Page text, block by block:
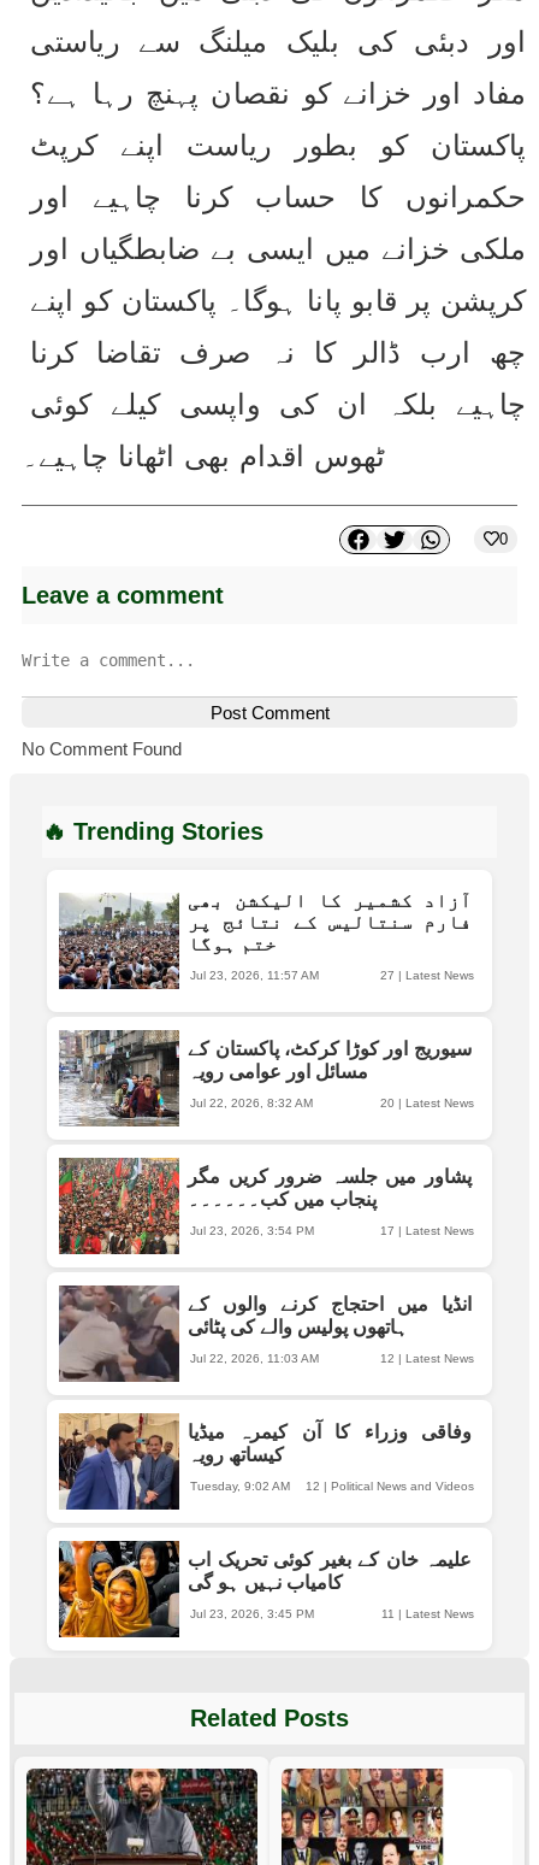
ٹھوس اقدام بھی اٹھانا چاہیے۔
0
Leave a comment
Post Comment
No Comment Found
🔥 Trending Stories
آزاد کشمیر کا الیکشن بھی
فارم سنتالیس کے نتائج پر
ختم ہوگا
27 | Latest News
Jul 23, 2026, 11:57 AM
سیوریج اور کوڑا کرکٹ، پاکستان کے
مسائل اور عوامی رویہ
20 | Latest News
Jul 22, 2026, 8:32 AM
پشاور میں جلسہ ضرور کریں مگر
پنجاب میں کب۔۔۔۔۔۔
17 | Latest News
Jul 23, 2026, 3:54 PM
انڈیا میں احتجاج کرنے والوں کے
ہاتھوں پولیس والے کی پٹائی
12 | Latest News
Jul 22, 2026, 11:03 AM
وفاقی وزراء کا آن کیمرہ میڈیا
کیساتھ رویہ
12 | Political News and Videos
Tuesday, 9:02 AM
علیمہ خان کے بغیر کوئی تحریک اب
کامیاب نہیں ہو گی
11 | Latest News
Jul 23, 2026, 3:45 PM
Related Posts